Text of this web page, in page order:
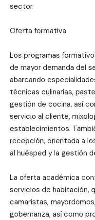
sector.
Oferta formativa
Los programas
de mayor demanda del
abarcando
técnicas culinarias,
gestión de cocina, así
servicio al cliente,
establecimientos.
recepción, orientada a
al huésped y la gestión
La oferta académica
servicios de habitación,
camaristas,
gobernanza, así como